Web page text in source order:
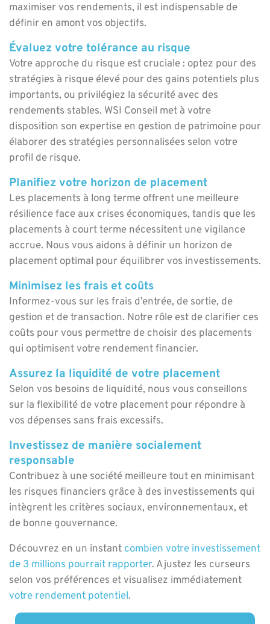
maximiser vos rendements, il est indispensable de
définir en amont vos objectifs.
Évaluez votre tolérance au risque
Votre approche du risque est cruciale : optez pour des
stratégies à risque élevé pour des gains potentiels plus
importants, ou privilégiez la sécurité avec des
rendements stables. WSI Conseil met à votre
disposition son expertise en gestion de patrimoine pour
élaborer des stratégies personnalisées selon votre
profil de risque.
Planifiez votre horizon de placement
Les placements à long terme offrent une meilleure
résilience face aux crises économiques, tandis que les
placements à court terme nécessitent une vigilance
accrue. Nous vous aidons à définir un horizon de
placement optimal pour équilibrer vos investissements.
Minimisez les frais et coûts
Informez-vous sur les frais d’entrée, de sortie, de
gestion et de transaction. Notre rôle est de clarifier ces
coûts pour vous permettre de choisir des placements
qui optimisent votre rendement financier.
Assurez la liquidité de votre placement
Selon vos besoins de liquidité, nous vous conseillons
sur la flexibilité de votre placement pour répondre à
vos dépenses sans frais excessifs.
Investissez de manière socialement
responsable
Contribuez à une société meilleure tout en minimisant
les risques financiers grâce à des investissements qui
intègrent les critères sociaux, environnementaux, et
de bonne gouvernance.
Découvrez en un instant combien votre investissement
de 3 millions pourrait rapporter. Ajustez les curseurs
selon vos préférences et visualisez immédiatement
votre rendement potentiel.